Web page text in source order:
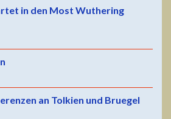
in den Most Wuthering
an Tolkien und Bruegel